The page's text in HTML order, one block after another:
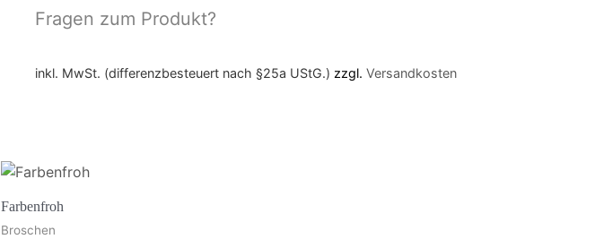
Fragen zum Produkt?
inkl. MwSt. (differenzbesteuert nach §25a UStG.) zzgl. Versandkosten
Farbenfroh
Broschen